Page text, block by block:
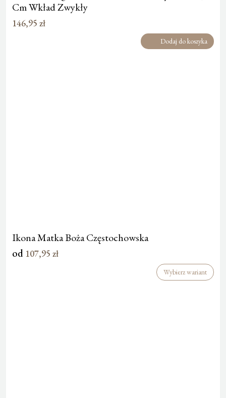
Cm Wkład Zwykły
146,95 zł
Dodaj do koszyka
Ikona Matka Boża Częstochowska
od 107,95 zł
Wybierz wariant